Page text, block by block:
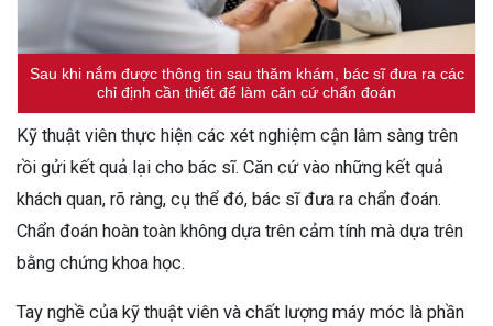
Sau khi nắm được thông tin sau thăm khám, bác sĩ đưa ra các
chỉ định cần thiết để làm căn cứ chẩn đoán
Kỹ thuật viên thực hiện các xét nghiệm cận lâm sàng trên
rồi gửi kết quả lại cho bác sĩ. Căn cứ vào những kết quả
khách quan, rõ ràng, cụ thể đó, bác sĩ đưa ra chẩn đoán.
Chẩn đoán hoàn toàn không dựa trên cảm tính mà dựa trên
bằng chứng khoa học.
Tay nghề của kỹ thuật viên và chất lượng máy móc là phần